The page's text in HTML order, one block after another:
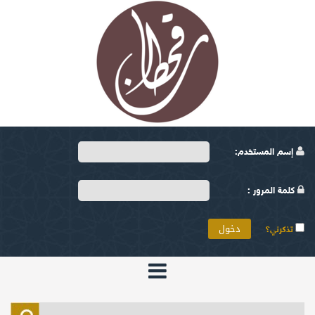
إسم المستخدم:
كلمة المرور :
تذكرني؟